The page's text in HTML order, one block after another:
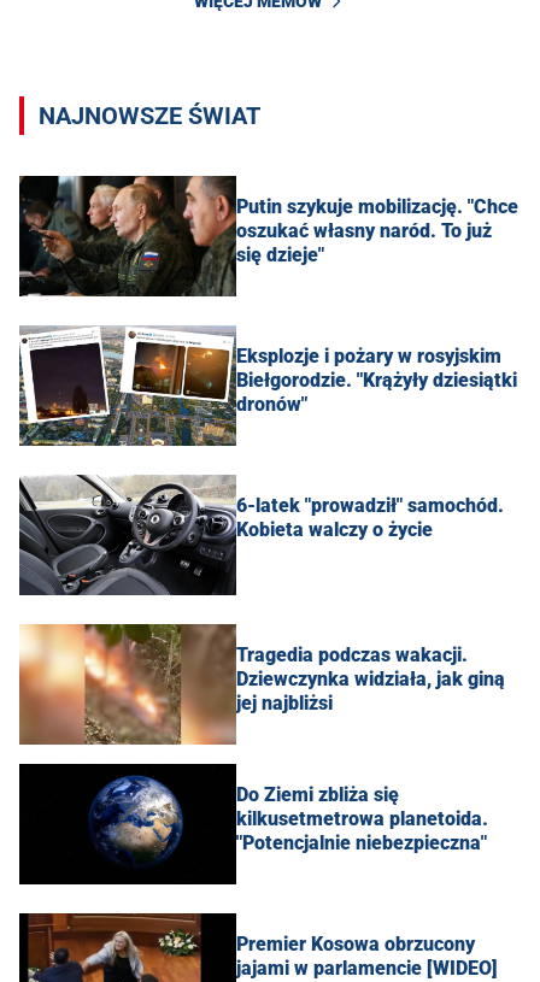
NAJNOWSZE ŚWIAT
Putin szykuje mobilizację. "Chce
oszukać własny naród. To już
się dzieje"
Eksplozje i pożary w rosyjskim
Biełgorodzie. "Krążyły dziesiątki
dronów"
6-latek "prowadził" samochód.
Kobieta walczy o życie
Tragedia podczas wakacji.
Dziewczynka widziała, jak giną
jej najbliżsi
Do Ziemi zbliża się
kilkusetmetrowa planetoida.
"Potencjalnie niebezpieczna"
Premier Kosowa obrzucony
jajami w parlamencie [WIDEO]